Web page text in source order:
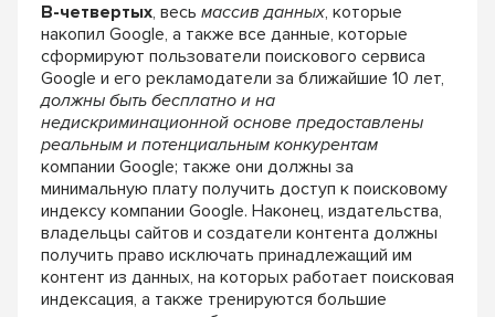
В-четвертых, весь массив данных, которые
накопил Google, а также все данные, которые
сформируют пользователи поискового сервиса
Google и его рекламодатели за ближайшие 10 лет,
должны быть бесплатно и на
недискриминационной основе предоставлены
реальным и потенциальным конкурентам
компании Google; также они должны за
минимальную плату получить доступ к поисковому
индексу компании Google. Наконец, издательства,
владельцы сайтов и создатели контента должны
получить право исключать принадлежащий им
контент из данных, на которых работает поисковая
индексация, а также тренируются большие